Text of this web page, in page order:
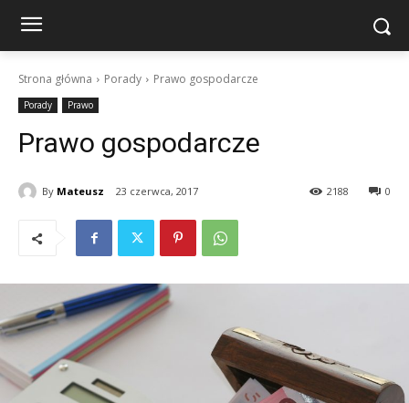
Strona główna Porady Prawo gospodarcze
Porady Prawo
Prawo gospodarcze
By Mateusz 23 czerwca, 2017 0
2188